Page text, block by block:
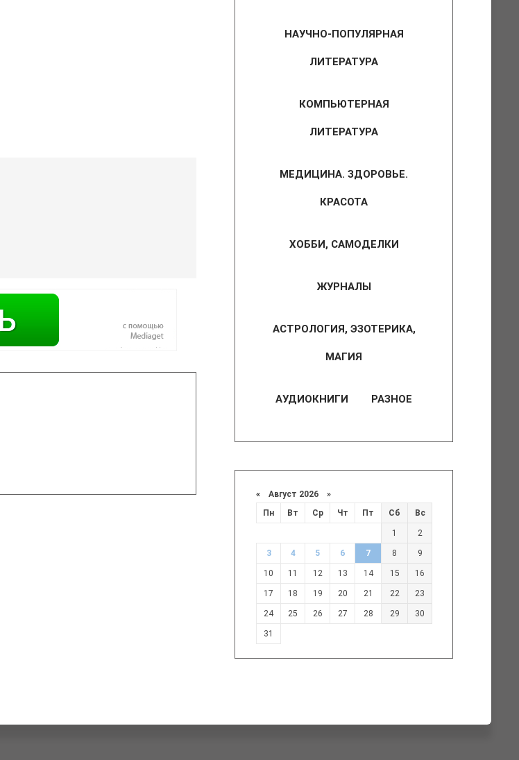
НАУЧНО-ПОПУЛЯРНАЯ
ЛИТЕРАТУРА
КОМПЬЮТЕРНАЯ
ЛИТЕРАТУРА
МЕДИЦИНА. ЗДОРОВЬЕ.
КРАСОТА
ХОББИ, САМОДЕЛКИ
ЖУРНАЛЫ
АСТРОЛОГИЯ, ЭЗОТЕРИКА,
МАГИЯ
АУДИОКНИГИ РАЗНОЕ
« Август 2026 »
Пн
Вт Ср Чт Пт Сб Вс
1 2
3 4 5 6 7 8 9
10 11 12 13 14 15 16
17 18 19 20 21 22 23
24 25 26 27 28 29 30
31